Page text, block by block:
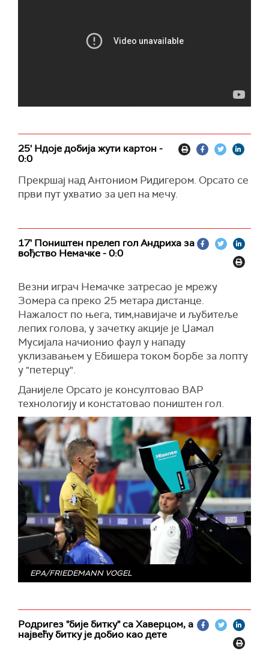
25' Ндоје добија жути картон -
0:0
Прекршај над Антониом Ридигером. Орсато се
први пут ухватио за џеп на мечу.
17' Поништен прелеп гол Андриха за
вођство Немачке - 0:0
Везни играч Немачке затресао је мрежу
Зомера са преко 25 метара дистанце.
Нажалост по њега, тим,навијаче и љубитеље
лепих голова, у зачетку акције је Џамал
Мусијала начионио фаул у нападу
уклизавањем у Ебишера током борбе за лопту
у "петерцу".
Данијеле Орсато је консултовао ВАР
технологију и констатовао поништен гол.
EPA/FRIEDEMANN VOGEL
Родригез "бије битку" са Хаверцом, а
највећу битку је добио као дете